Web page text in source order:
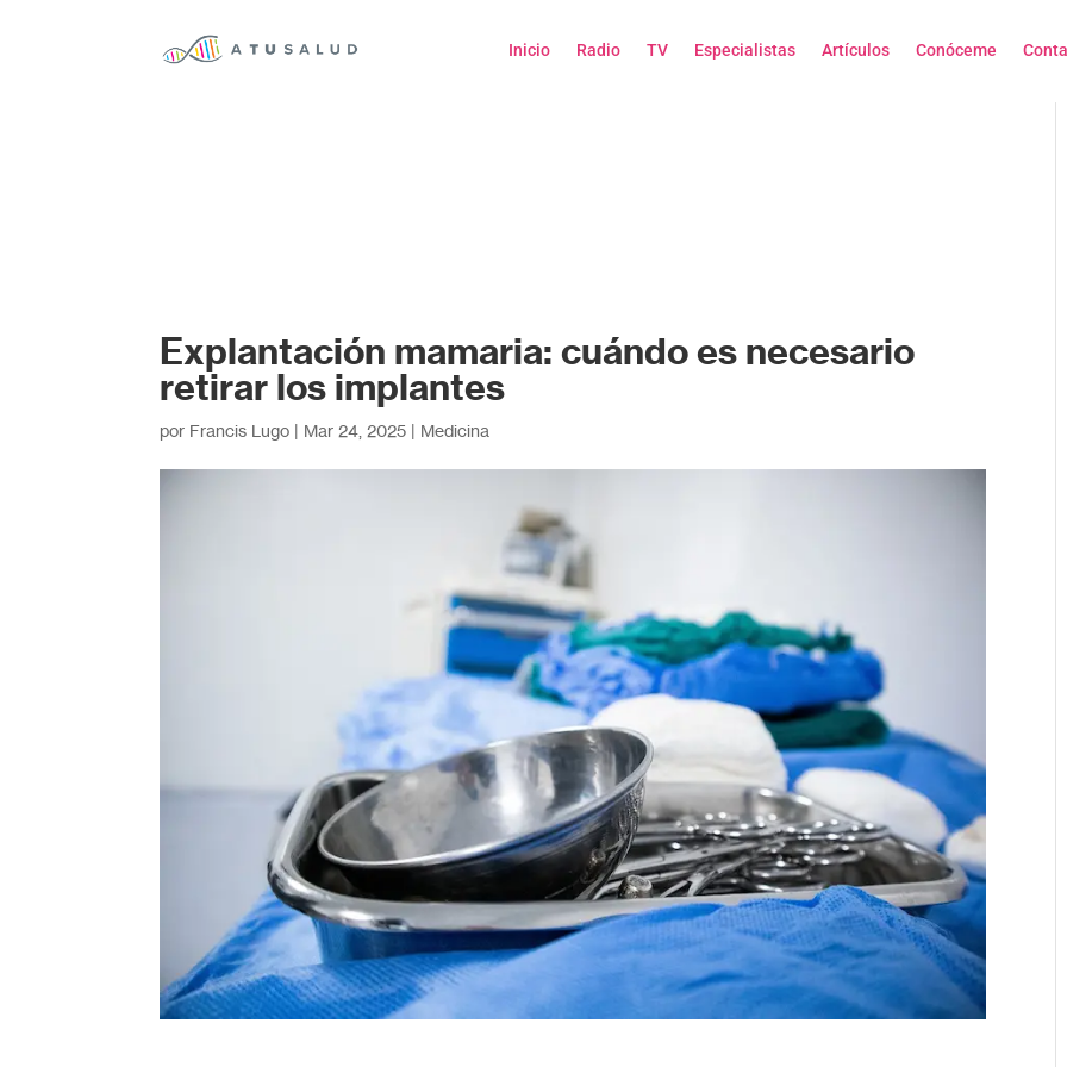
Inicio Radio TV Especialistas Artículos Conóceme
Explantación mamaria: cuándo es necesario
retirar los implantes
por Francis Lugo | Mar 24, 2025 | Medicina